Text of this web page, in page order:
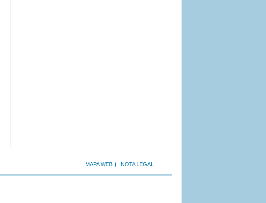
MAPA WEB NOTA LEGAL